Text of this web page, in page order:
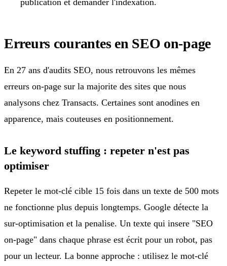
Erreurs courantes en SEO on-page
En 27 ans d'audits SEO, nous retrouvons les mêmes
erreurs on-page sur la majorite des sites que nous
analysons chez Transacts. Certaines sont anodines en
apparence, mais couteuses en positionnement.
Le keyword stuffing : repeter n'est pas
optimiser
Repeter le mot-clé cible 15 fois dans un texte de 500 mots
ne fonctionne plus depuis longtemps. Google détecte la
sur-optimisation et la penalise. Un texte qui insere "SEO
on-page" dans chaque phrase est écrit pour un robot, pas
pour un lecteur. La bonne approche : utilisez le mot-clé